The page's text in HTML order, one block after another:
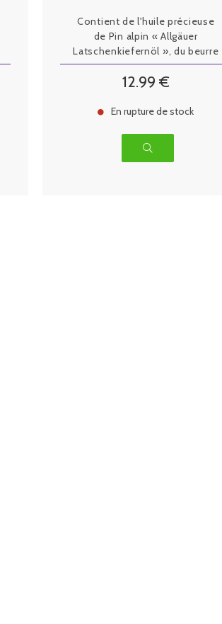
Contient de l'huile précieuse
de Pin alpin « Allgäuer
Latschenkiefernöl », du beurre
de Karité, du beurre de Cupuaçu
et des extraits de plantes qui
12.99 €
En rupture de stock